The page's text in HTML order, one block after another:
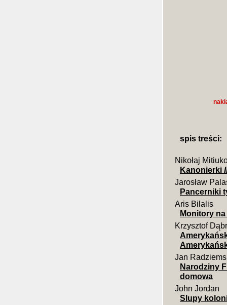
spis treści:
Nikołaj
Kanonierki
Jarosław
Pancerniki
Aris Bilalis
Monitory
Krzysztof
Jan
Narodziny
domowa
John Jordan
Slupy